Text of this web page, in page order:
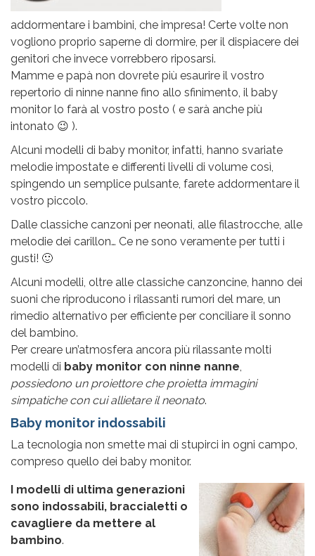
addormentare i bambini, che impresa! Certe volte non
vogliono proprio saperne di dormire, per il dispiacere dei
genitori che invece vorrebbero riposarsi.
Mamme e papà non dovrete più esaurire il vostro
repertorio di ninne nanne fino allo sfinimento, il baby
monitor lo farà al vostro posto ( e sarà anche più
intonato 😉 ).
Alcuni modelli di baby monitor, infatti, hanno svariate
melodie impostate e differenti livelli di volume così,
spingendo un semplice pulsante, farete addormentare il
vostro piccolo.
Dalle classiche canzoni per neonati, alle filastrocche, alle
melodie dei carillon… Ce ne sono veramente per tutti i
gusti! 🙂
Alcuni modelli, oltre alle classiche canzoncine, hanno dei
suoni che riproducono i rilassanti rumori del mare, un
rimedio alternativo per efficiente per conciliare il sonno
del bambino.
Per creare un’atmosfera ancora più rilassante molti
modelli di baby monitor con ninne nanne
possiedono un proiettore che proietta immagini
simpatiche con cui allietare il neonato.
Baby monitor indossabili
La tecnologia non smette mai di stupirci in ogni campo,
compreso quello dei baby monitor.
I modelli di ultima generazioni
sono indossabili, braccialetti o
cavagliere da mettere al
bambino.